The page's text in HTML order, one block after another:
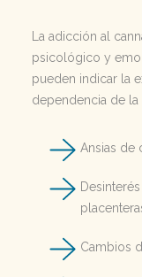
La adicción al
psicológico y
pueden indicar la
dependencia de la
Ansias de
Cambios